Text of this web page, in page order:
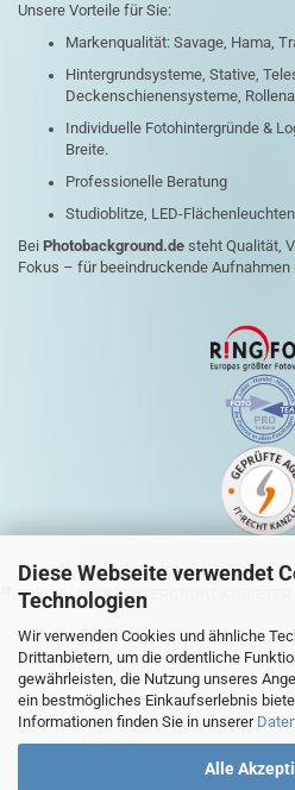
Diese Webseite verwendet
Technologien
Wir verwenden Cookies und ähnliche
Drittanbietern, um die ordentliche
gewährleisten, die Nutzung unseres
ein bestmögliches Einkaufserlebnis
Informationen finden Sie in unserer
Alle
Unsere Vorteile für Sie:
Markenqualität: Savage, Hama,
Hintergrundsysteme, Stative,
Deckenschienensysteme,
Individuelle Fotohintergründe &
Breite.
Professionelle Beratung
Studioblitze, LED-
Bei Photobackground.de steht Qualität,
Fokus – für beeindruckende Aufnahmen
QUICK-LINKS HINTERGRUNDANBIETER
Mein Konto
Warenkorb
Zur Kasse
Sitemap